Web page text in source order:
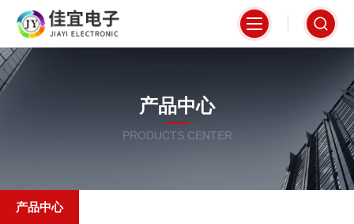
产品中心
PRODUCTS CENTER
产品中心